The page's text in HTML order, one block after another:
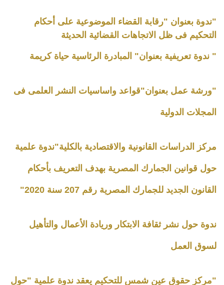
"ندوة بعنوان "رقابة القضاء الموضوعية على أحكام
التحكيم فى ظل الاتجاهات القضائية الحديثة
" ندوة تعريفية بعنوان" المبادرة الرئاسية حياة كريمة
"ورشة عمل بعنوان"قواعد واساسيات النشر العلمى فى
المجلات الدولية
مركز الدراسات القانونية والاقتصادية بالكلية"ندوة علمية
حول قوانين الجمارك المصرية بهدف التعريف بأحكام
القانون الجديد للجمارك المصرية رقم 207 سنة 2020"
ندوة حول نشر ثقافة الابتكار وريادة الأعمال والتأهيل
لسوق العمل
"مركز حقوق عين شمس للتحكيم يعقد ندوة علمية "حول